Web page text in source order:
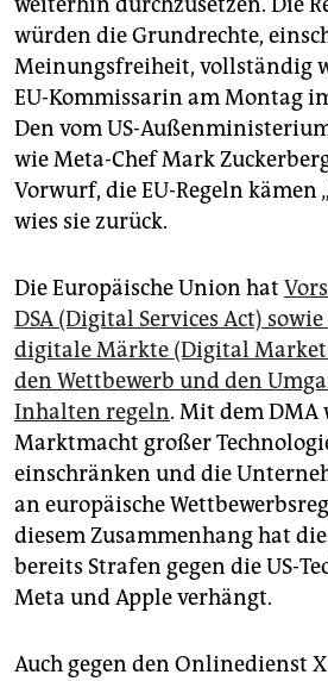
weiterhin durchzusetzen. Die
würden die Grundrechte,
Meinungsfreiheit, vollständig
EU-Kommissarin am Montag
Den vom US-
wie Meta-Chef Mark
Vorwurf, die EU-Regeln kämen
wies sie zurück.
Die Europäische Union hat
DSA (Digital Services Act)
digitale Märkte (Digital
den Wettbewerb und den
Inhalten regeln. Mit dem DMA
Marktmacht großer
einschränken und die
an europäische
diesem Zusammenhang hat
bereits Strafen gegen die US-
Meta und Apple verhängt.
Auch gegen den Onlinedienst X